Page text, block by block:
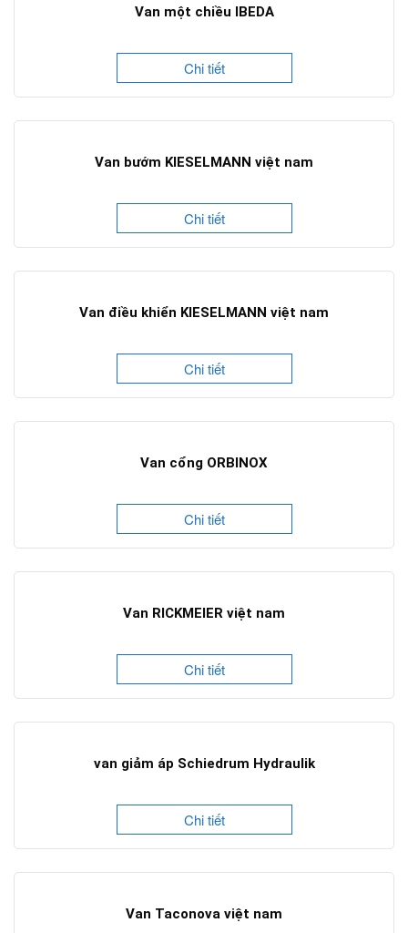
Van một chiều IBEDA
Chi tiết
Van bướm KIESELMANN việt nam
Chi tiết
Van điều khiển KIESELMANN việt nam
Chi tiết
Van cổng ORBINOX
Chi tiết
Van RICKMEIER việt nam
Chi tiết
van giảm áp Schiedrum Hydraulik
Chi tiết
Van Taconova việt nam